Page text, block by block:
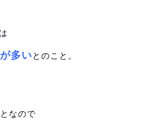
は
多い とのこと。
なので